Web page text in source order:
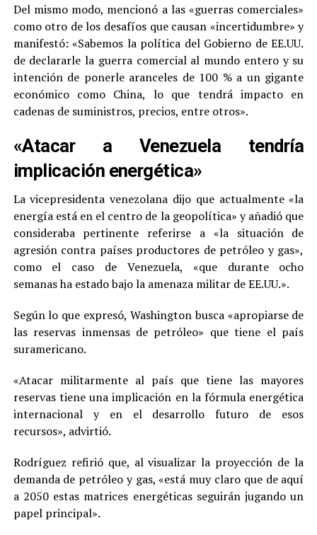
Del mismo modo, mencionó a las «guerras comerciales»
como otro de los desafíos que causan «incertidumbre» y
manifestó: «Sabemos la política del Gobierno de EE.UU.
de declararle la guerra comercial al mundo entero y su
intención de ponerle aranceles de 100 % a un gigante
económico como China, lo que tendrá impacto en
cadenas de suministros, precios, entre otros».
«Atacar a Venezuela tendría
implicación energética»
La vicepresidenta venezolana dijo que actualmente «la
energía está en el centro de la geopolítica» y añadió que
consideraba pertinente referirse a «la situación de
agresión contra países productores de petróleo y gas»,
como el caso de Venezuela, «que durante ocho
semanas ha estado bajo la amenaza militar de EE.UU.».
Según lo que expresó, Washington busca «apropiarse de
las reservas inmensas de petróleo» que tiene el país
suramericano.
«Atacar militarmente al país que tiene las mayores
reservas tiene una implicación en la fórmula energética
internacional y en el desarrollo futuro de esos
recursos», advirtió.
Rodríguez refirió que, al visualizar la proyección de la
demanda de petróleo y gas, «está muy claro que de aquí
a 2050 estas matrices energéticas seguirán jugando un
papel principal».